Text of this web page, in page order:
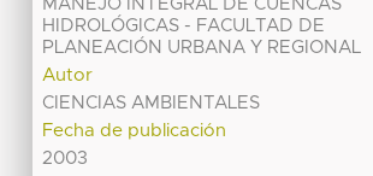
MANEJO INTEGRAL DE CUENCAS
HIDROLÓGICAS - FACULTAD DE
PLANEACIÓN URBANA Y REGIONAL
Autor
CIENCIAS AMBIENTALES
Fecha de publicación
2003